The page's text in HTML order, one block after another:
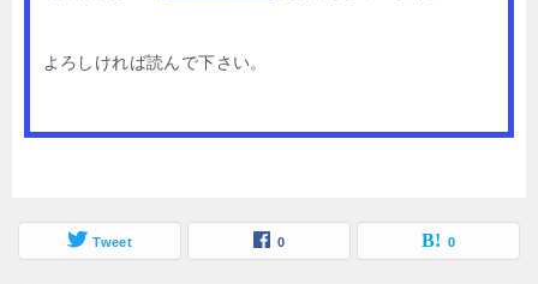
よろしければ読んで下さい。
Tweet 0 0